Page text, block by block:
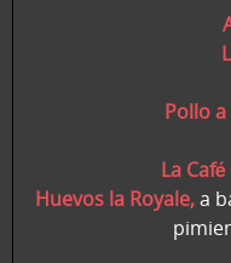
Pollo
La
Huevos la Royale,a